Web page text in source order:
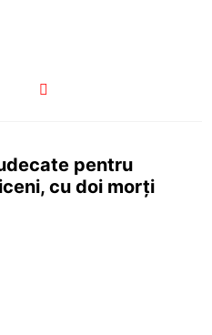
pentru
cu doi morți